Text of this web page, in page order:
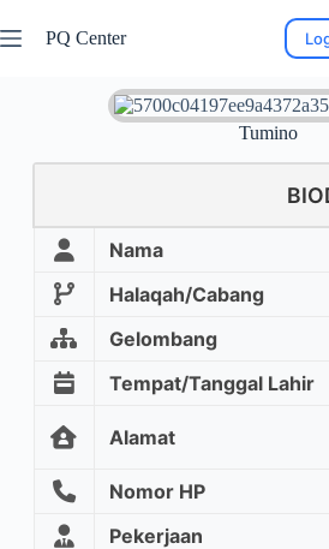
PQ Center
Tumino
Nama
Halaqah/Cabang
Gelombang
Tempat/Tanggal Lahir
Alamat
Nomor HP
Pekerjaan